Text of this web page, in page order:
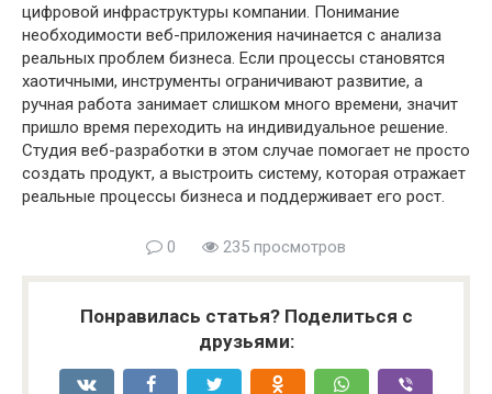
цифровой инфраструктуры компании. Понимание
необходимости веб-приложения начинается с анализа
реальных проблем бизнеса. Если процессы становятся
хаотичными, инструменты ограничивают развитие, а
ручная работа занимает слишком много времени, значит
пришло время переходить на индивидуальное решение.
Студия веб-разработки в этом случае помогает не просто
создать продукт, а выстроить систему, которая отражает
реальные процессы бизнеса и поддерживает его рост.
0 235 просмотров
Понравилась статья? Поделиться с
друзьями: